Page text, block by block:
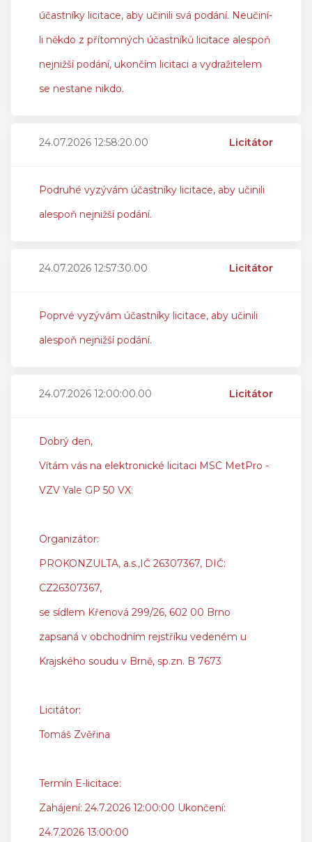
účastníky licitace, aby učinili svá podání. Neučiní-
li někdo z přítomných účastníků licitace alespoň
nejnižší podání, ukončím licitaci a vydražitelem
se nestane nikdo.
24.07.2026 12:58:20.00 Licitátor
Podruhé vyzývám účastníky licitace, aby učinili
alespoň nejnižší podání.
24.07.2026 12:57:30.00 Licitátor
Poprvé vyzývám účastníky licitace, aby učinili
alespoň nejnižší podání.
24.07.2026 12:00:00.00 Licitátor
Dobrý den,
Vítám vás na elektronické licitaci MSC MetPro -
VZV Yale GP 50 VX:
Organizátor:
PROKONZULTA, a.s.,IČ 26307367, DIČ:
CZ26307367,
se sídlem Křenová 299/26, 602 00 Brno
zapsaná v obchodním rejstříku vedeném u
Krajského soudu v Brně, sp.zn. B 7673
Licitátor:
Tomáš Zvěřina
Termín E-licitace:
Zahájení: 24.7.2026 12:00:00 Ukončení:
24.7.2026 13:00:00